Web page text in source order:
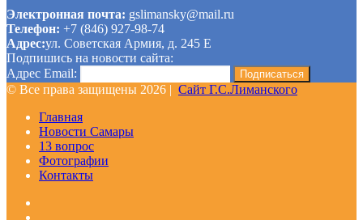
Электронная почта: gslimansky@mail.ru
Телефон: +7 (846) 927-98-74
Адрес:ул. Советская Армия, д. 245 Е
Подпишись на новости сайта:
Адрес Email:
© Все права защищены 2026 | Сайт Г.С.Лиманского
Главная
Новости Самары
13 вопрос
Фотографии
Контакты